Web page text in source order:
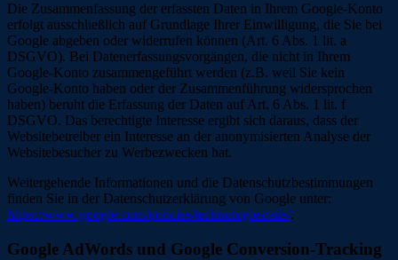
Die Zusammenfassung der erfassten Daten in Ihrem Google-Konto
erfolgt ausschließlich auf Grundlage Ihrer Einwilligung, die Sie bei
Google abgeben oder widerrufen können (Art. 6 Abs. 1 lit. a
DSGVO). Bei Datenerfassungsvorgängen, die nicht in Ihrem
Google-Konto zusammengeführt werden (z.B. weil Sie kein
Google-Konto haben oder der Zusammenführung widersprochen
haben) beruht die Erfassung der Daten auf Art. 6 Abs. 1 lit. f
DSGVO. Das berechtigte Interesse ergibt sich daraus, dass der
Websitebetreiber ein Interesse an der anonymisierten Analyse der
Websitebesucher zu Werbezwecken hat.
Weitergehende Informationen und die Datenschutzbestimmungen
finden Sie in der Datenschutzerklärung von Google unter:
https://www.google.com/policies/technologies/ads/.
Google AdWords und Google Conversion-Tracking